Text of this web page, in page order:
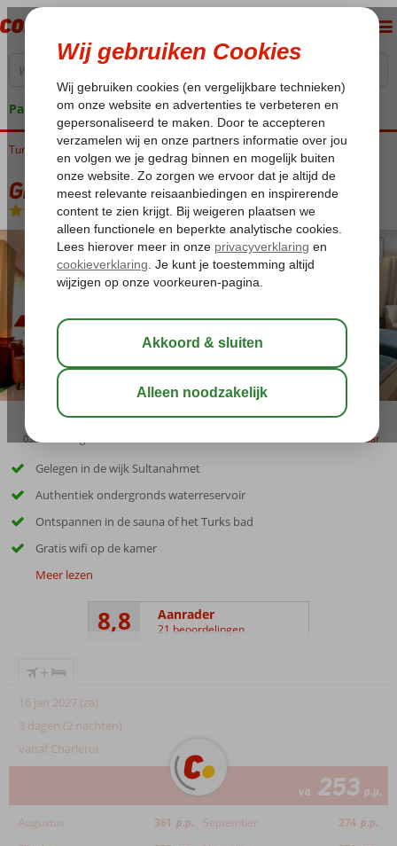
Pakketgarantie
Home
Turkije Istanbul Sultanahmet Grand Yavuz De Luxe
Grand Yavuz De Luxe
Logies en ontbijt-Hotel
03:00 bewaar
Gelegen in de wijk Sultanahmet
Authentiek ondergronds waterreservoir
Ontspannen in de sauna of het Turks bad
Gratis wifi op de kamer
Meer lezen
8,8 Aanrader
21 beoordelingen
+
16 jan 2027 (za)
3 dagen (2 nachten)
vanaf Charleroi
va 253 p.p.
Augustus 361 p.p. September 274 p.p.